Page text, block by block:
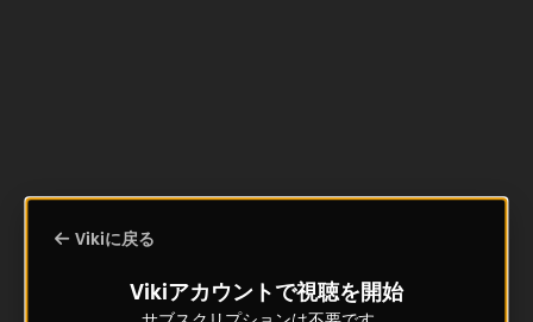
Vikiに戻る
Vikiアカウントで視聴を開始